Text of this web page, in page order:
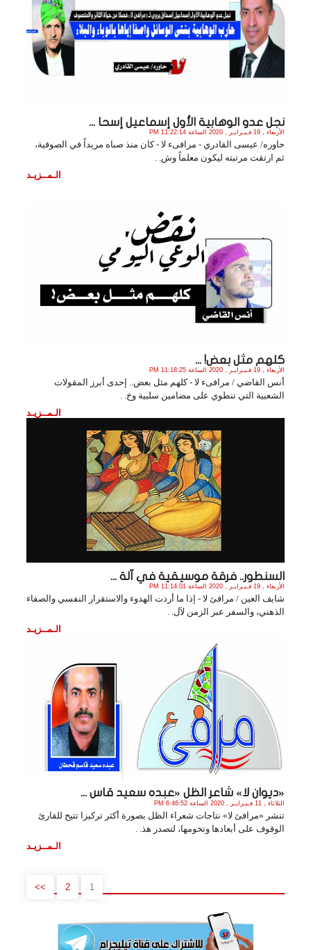
نجل عدو الوهابية الأول إسماعيل إسحا ...
الأربعاء , 19 فـبـرايـر , 2020 الساعة 11:22:14 PM
حاوره/ عيسى القادري - مرافىء لا - كان منذ صباه مريداً في الصوفية،
ثم ارتقت مرتبته ليكون معلماً وش. .
الـمــزيـد
كلهم مثل بعض! ...
الأربعاء , 19 فـبـرايـر , 2020 الساعة 11:18:25 PM
أنس القاضي / مرافىء لا - كلهم مثل بعض.. إحدى أبرز المقولات
الشعبية التي تنطوي على مضامين سلبية وخ. .
الـمــزيـد
السنطور.. فرقة موسيقية في آلة ...
الأربعاء , 19 فـبـرايـر , 2020 الساعة 11:14:01 PM
شايف العين / مرافئ لا - إذا ما أردت الهدوء والاستقرار النفسي والصفاء
الذهني، والسفر عبر الزمن لآل. .
الـمــزيـد
«ديوان لا» شاعر الظل «عبده سعيد قاس ...
الثلاثاء , 11 فـبـرايـر , 2020 الساعة 6:46:52 PM
تنشر «مرافئ لا» نتاجات شعراء الظل بصورة أكثر تركيزا تتيح للقارئ
الوقوف على أبعادها وتخومها، لتصدر هذ. .
الـمــزيـد
1
2
>>